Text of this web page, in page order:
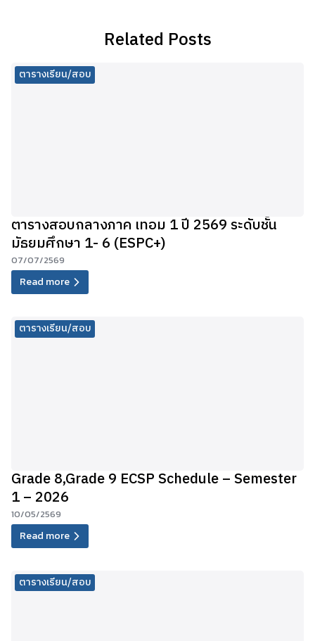
Related Posts
ตารางเรียน/สอบ
ตารางสอบกลางภาค เทอม 1 ปี 2569 ระดับชั้น
มัธยมศึกษา 1- 6 (ESPC+)
07/07/2569
Read more
ตารางเรียน/สอบ
Grade 8,Grade 9 ECSP Schedule – Semester
1 – 2026
10/05/2569
Read more
ตารางเรียน/สอบ